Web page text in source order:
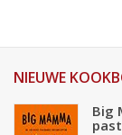
NIEUWE
Big